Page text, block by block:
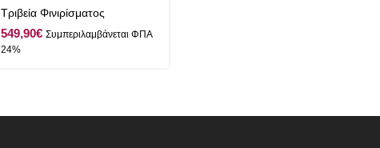
Τριβεία Φινιρίσματος
€